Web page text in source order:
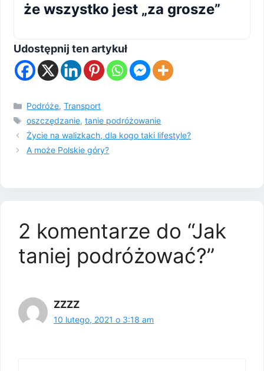
że wszystko jest „za grosze”
Udostępnij ten artykuł
Kategorie
Podróże,Transport
Tagi
oszczędzanie,tanie podróżowanie
Życie na walizkach, dla kogo taki lifestyle?
A może Polskie góry?
2 komentarze do “Jak
taniej podróżować?”
ZZZZ
10 lutego, 2021 o 3:18 am